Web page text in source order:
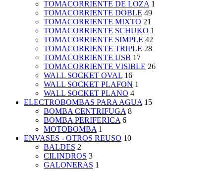
TOMACORRIENTE DE LOZA 1
TOMACORRIENTE DOBLE 49
TOMACORRIENTE MIXTO 21
TOMACORRIENTE SCHUKO 1
TOMACORRIENTE SIMPLE 42
TOMACORRIENTE TRIPLE 28
TOMACORRIENTE USB 17
TOMACORRIENTE VISIBLE 26
WALL SOCKET OVAL 16
WALL SOCKET PLAFON 1
WALL SOCKET PLANO 4
ELECTROBOMBAS PARA AGUA 15
BOMBA CENTRIFUGA 8
BOMBA PERIFERICA 6
MOTOBOMBA 1
ENVASES - OTROS REUSO 10
BALDES 2
CILINDROS 3
GALONERAS 1